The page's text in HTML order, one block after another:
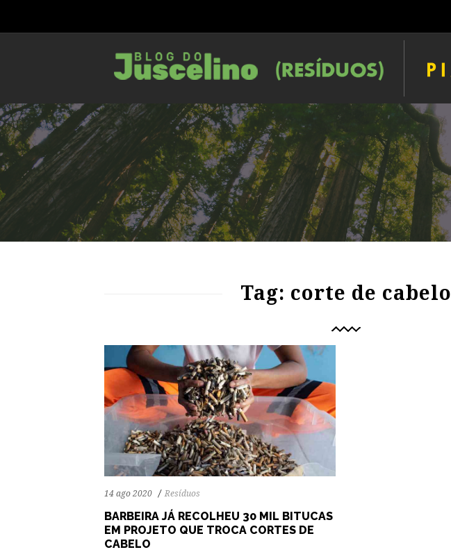
Tag: corte de cabelo
14 ago 2020 Resíduos
BARBEIRA JÁ RECOLHEU 30 MIL BITUCAS
EM PROJETO QUE TROCA CORTES DE
CABELO